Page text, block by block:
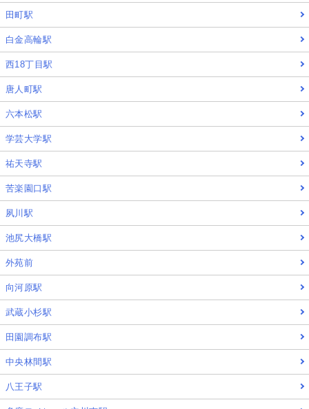
田町駅
白金高輪駅
西18丁目駅
唐人町駅
六本松駅
学芸大学駅
祐天寺駅
苦楽園口駅
夙川駅
池尻大橋駅
外苑前
向河原駅
武蔵小杉駅
田園調布駅
中央林間駅
八王子駅